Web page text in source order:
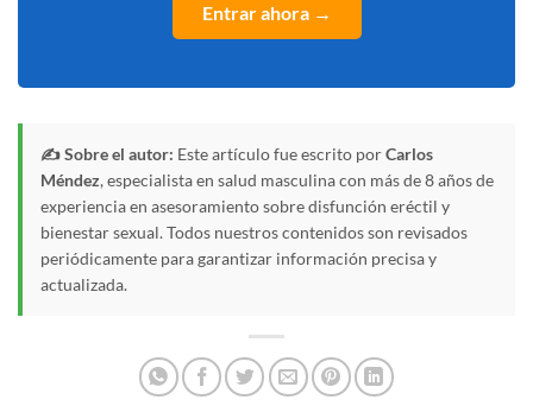
Entrar ahora →
✍️ Sobre el autor: Este artículo fue escrito porCarlos
Méndez, especialista en salud masculina con más de 8 años de
experiencia en asesoramiento sobre disfunción eréctil y
bienestar sexual. Todos nuestros contenidos son revisados
periódicamente para garantizar información precisa y
actualizada.